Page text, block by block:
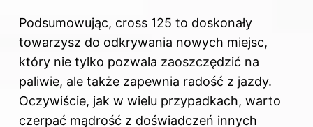
Podsumowując, cross 125 to doskonały
towarzysz do odkrywania nowych miejsc,
który nie tylko pozwala zaoszczędzić na
paliwie, ale także zapewnia radość z jazdy.
Oczywiście, jak w wielu przypadkach, warto
czerpać mądrość z doświadczeń innych